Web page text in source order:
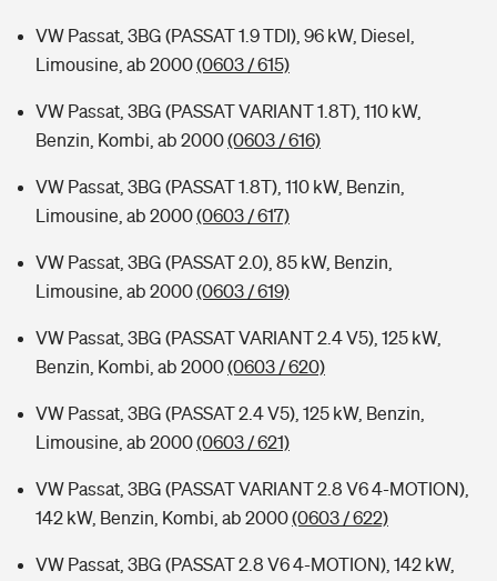
VW Passat, 3BG (PASSAT 1.9 TDI), 96 kW, Diesel,
Limousine, ab 2000(0603 / 615)
VW Passat, 3BG (PASSAT VARIANT 1.8T), 110 kW,
Benzin, Kombi, ab 2000(0603 / 616)
VW Passat, 3BG (PASSAT 1.8T), 110 kW, Benzin,
Limousine, ab 2000(0603 / 617)
VW Passat, 3BG (PASSAT 2.0), 85 kW, Benzin,
Limousine, ab 2000(0603 / 619)
VW Passat, 3BG (PASSAT VARIANT 2.4 V5), 125 kW,
Benzin, Kombi, ab 2000(0603 / 620)
VW Passat, 3BG (PASSAT 2.4 V5), 125 kW, Benzin,
Limousine, ab 2000(0603 / 621)
VW Passat, 3BG (PASSAT VARIANT 2.8 V6 4-MOTION),
142 kW, Benzin, Kombi, ab 2000(0603 / 622)
VW Passat, 3BG (PASSAT 2.8 V6 4-MOTION), 142 kW,